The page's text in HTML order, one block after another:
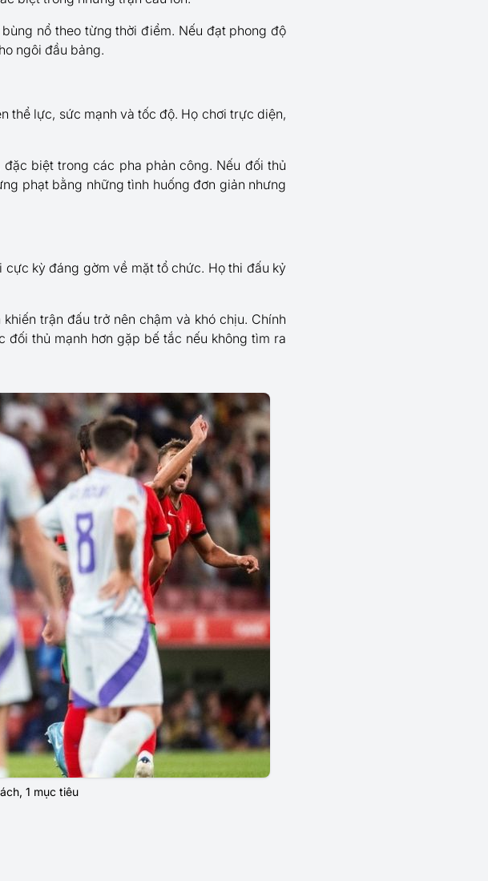
nổ theo từng thời điểm. Nếu đạt phong độ
ngôi đầu bảng.
thể lực, sức mạnh và tốc độ. Họ chơi trực diện,
biệt trong các pha phản công. Nếu đối thủ
phạt bằng những tình huống đơn giản nhưng
kỳ đáng gờm về mặt tổ chức. Họ thi đấu kỷ
trận đấu trở nên chậm và khó chịu. Chính
đối thủ mạnh hơn gặp bế tắc nếu không tìm ra
1 mục tiêu